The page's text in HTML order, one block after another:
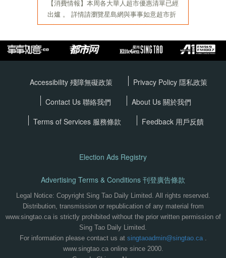
Accessibility 殘障無礙政策 Privacy Policy 隱私政策
Contact Us 聯絡我們
About Us 關於我們
Terms of Services 服務條款 Feedback 用戶反饋
Election Ads Registry
Advertising Terms & Conditions 刊登廣告條款
Legal Notice: Copyright Sing Tao Daily Limited. All rights reserved.
Distribution, transmission or republication of any material from
www.singtao.ca is strictly prohibited without the prior written permission of
Sing Tao Daily Limited.
For information please contact us at singtaoadmin@singtao.ca.
www.singtao.ca online since 2000.